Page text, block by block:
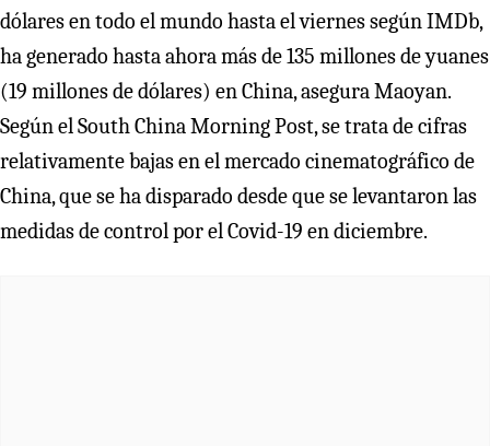
dólares en todo el mundo hasta el viernes según IMDb,
ha generado hasta ahora más de 135 millones de yuanes
(19 millones de dólares) en China, asegura Maoyan.
Según el South China Morning Post, se trata de cifras
relativamente bajas en el mercado cinematográfico de
China, que se ha disparado desde que se levantaron las
medidas de control por el Covid-19 en diciembre.